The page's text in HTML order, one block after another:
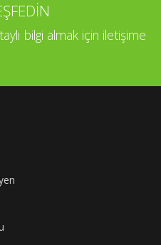
bilgi almak için iletişime